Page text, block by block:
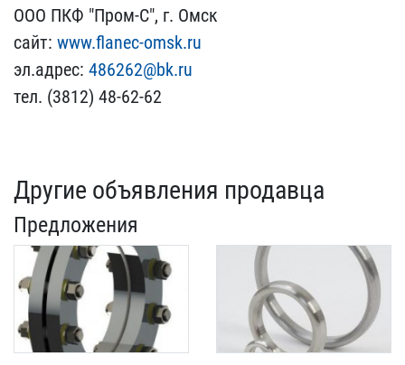
ООО​ ПКФ "Пром-С", г. Омск
с​айт: www.flanec-omsk.ru
​эл.адрес: 486262@bk.ru
т​ел. (3812) 48-62-62
Другие объявления продавца
Предложения